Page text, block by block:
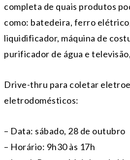
completa de quais produtos
como: batedeira, ferro
liquidificador, máquina de
purificador de água e
Drive-thru para coletar
eletrodomésticos:
– Data: sábado, 28 de outubro
– Horário: 9h30 às 17h